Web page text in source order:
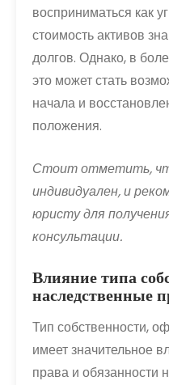
восприниматься как
стоимость активов
долгов. Однако, в
это может стать
начала и
положения.
Стоит отметить,
индивидуален, и
юристу для
консультации.
Влияние типа
наследственные
Тип собственности,
имеет значительное
права и обязанности